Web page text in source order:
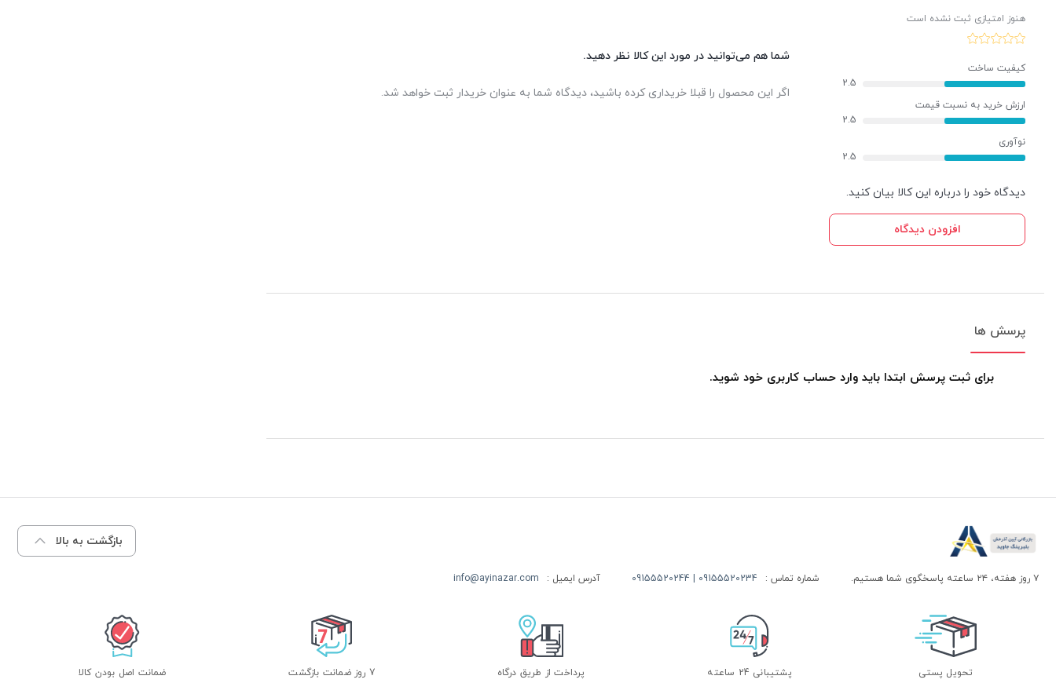
هنوز امتیازی ثبت نشده است
کیفیت ساخت
2.5
ارزش خرید به نسبت قیمت
2.5
نوآوری
2.5
دیدگاه خود را درباره این کالا بیان کنید.
افزودن دیدگاه
شما هم می‌توانید در مورد این کالا نظر دهید.
اگر این محصول را قبلا خریداری کرده باشید، دیدگاه شما به عنوان خریدار ثبت خواهد شد.
پرسش ها
برای ثبت پرسش ابتدا باید وارد حساب کاربری خود شوید.
بازگشت به بالا
۷ روز هفته، ۲۴ ساعته پاسخگوی شما هستیم. شماره تماس : 09155520234 | 09155520244 آدرس ایمیل : info@ayinazar.com
تحویل پستی پشتیبانی 24 ساعته پرداخت از طریق درگاه 7 روز ضمانت بازگشت ضمانت اصل بودن کالا